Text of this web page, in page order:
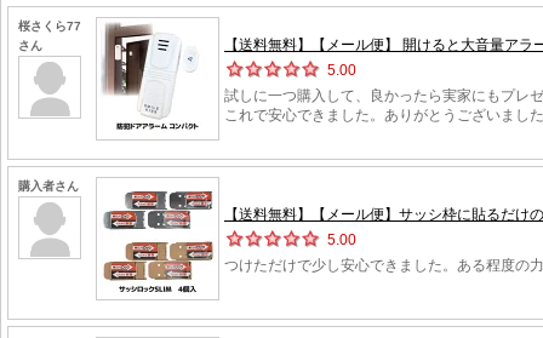
桜さくら77
さん
【送料無料】【メール便】 開けると大音量アラ
5.00
試しに一つ購入して、良かったら実家にもプレ
これで安心できました。ありがとうございまし
購入者さん
【送料無料】【メール便】サッシ枠に貼るだけ
5.00
つけただけで少し安心できました。ある程度の